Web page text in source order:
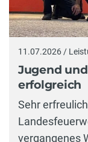
11.07.2026 /
Jugend
erfolgreich
Sehr
vergangenes